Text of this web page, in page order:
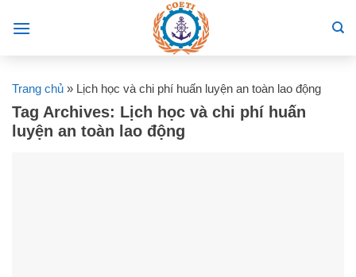
Trang chủ » Lịch học và chi phí huấn luyện an toàn lao động
Tag Archives: Lịch học và chi phí huấn
luyện an toàn lao động